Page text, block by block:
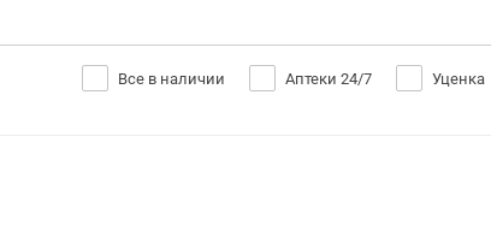
Все в наличии Аптеки 24/7 Уценка